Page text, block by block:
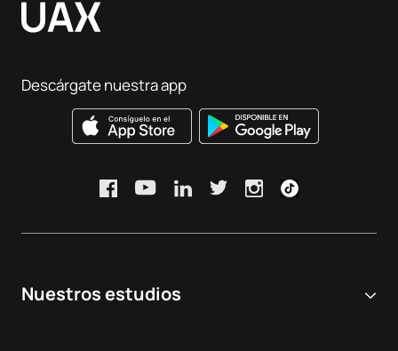
Nuestros estudios
Descárgate nuestra app